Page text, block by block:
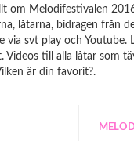
om Melodifestivalen
låtarna, bidragen från
svt play och Youtube.
Videos till alla låtar som
är din favorit?.